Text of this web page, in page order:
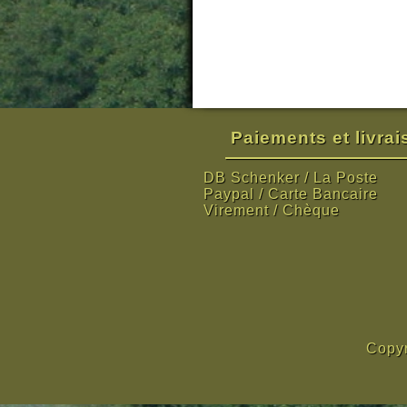
Paiements et
DB Schenker / La Poste
Paypal / Carte Bancaire
Virement / Chèque